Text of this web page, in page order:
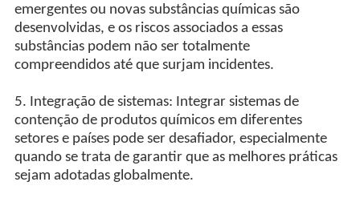
emergentes ou novas substâncias químicas são
desenvolvidas, e os riscos associados a essas
substâncias podem não ser totalmente
compreendidos até que surjam incidentes.
5. Integração de sistemas: Integrar sistemas de
contenção de produtos químicos em diferentes
setores e países pode ser desafiador, especialmente
quando se trata de garantir que as melhores práticas
sejam adotadas globalmente.